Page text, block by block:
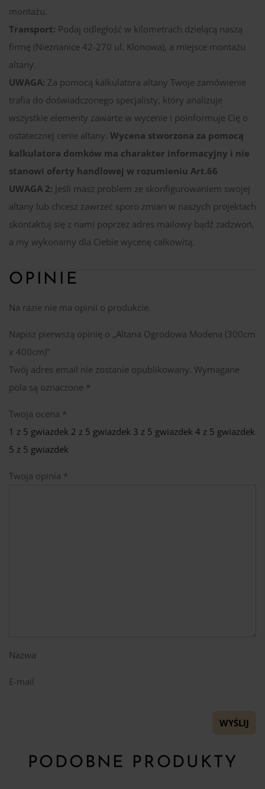
montażu.
Transport: Podaj odległość w kilometrach dzielącą naszą
firmę (Nieznanice 42-270 ul. Klonowa), a miejsce montażu
altany.
UWAGA: Za pomocą kalkulatora altany Twoje zamówienie
trafia do doświadczonego specjalisty, który analizuje
wszystkie elementy zawarte w wycenie i poinformuje Cię o
ostatecznej cenie altany. Wycena stworzona za pomocą
kalkulatora domków ma charakter informacyjny i nie
stanowi oferty handlowej w rozumieniu Art.66
UWAGA 2: Jeśli masz problem ze skonfigurowaniem swojej
altany lub chcesz zawrzeć sporo zmian w naszych projektach
skontaktuj się z nami poprzez adres mailowy bądź zadzwoń,
a my wykonamy dla Ciebie wycenę całkowitą.
OPINIE
Na razie nie ma opinii o produkcie.
Napisz pierwszą opinię o „Altana Ogrodowa Modena (300cm
x 400cm)”
Twój adres email nie zostanie opublikowany. Wymagane
pola są oznaczone *
Twoja ocena *
1 z 5 gwiazdek 2 z 5 gwiazdek 3 z 5 gwiazdek 4 z 5 gwiazdek
5 z 5 gwiazdek
Twoja opinia *
Nazwa
E-mail
PODOBNE PRODUKTY